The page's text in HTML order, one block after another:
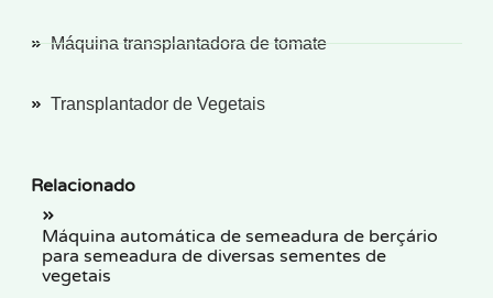
Máquina transplantadora de tomate
Transplantador de Vegetais
Relacionado
Máquina automática de semeadura de berçário
para semeadura de diversas sementes de
vegetais